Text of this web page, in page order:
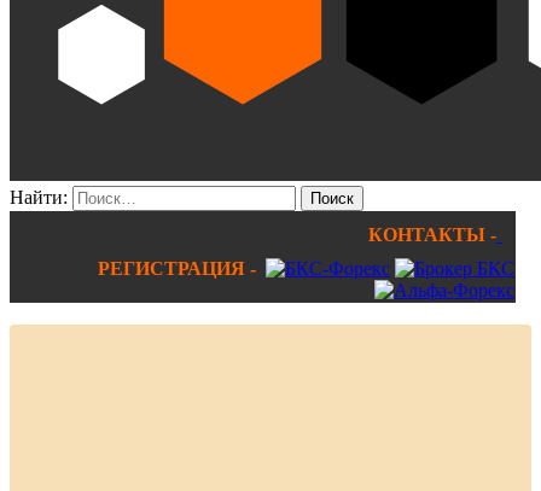
Найти:
КОНТАКТЫ -
РЕГИСТРАЦИЯ -